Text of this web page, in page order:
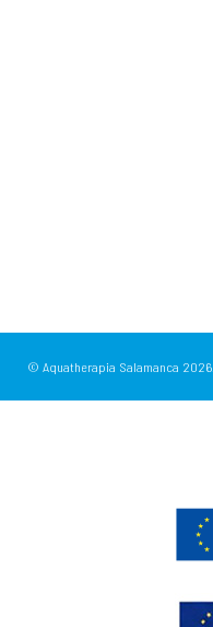
© Aquatherapia Salamanca 2026.